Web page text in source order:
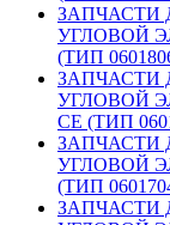
УГЛОВОЙ
(ТИП
УГЛОВОЙ
CE (ТИП
УГЛОВОЙ
(ТИП